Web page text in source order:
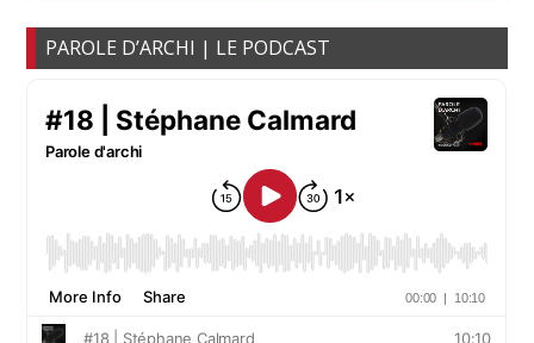
PAROLE D’ARCHI | LE PODCAST